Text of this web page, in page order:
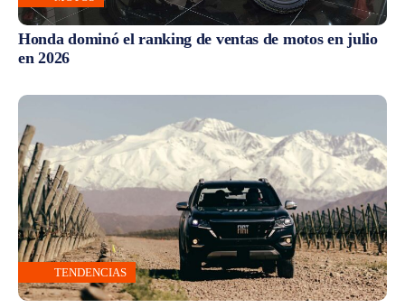
Honda dominó el ranking de ventas de motos en julio
en 2026
TENDENCIAS